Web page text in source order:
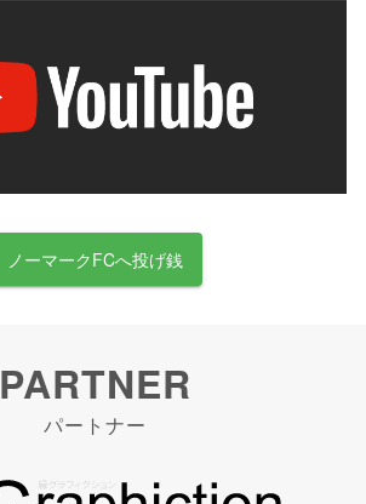
ノーマークFCへ投げ銭
PARTNER
パートナー